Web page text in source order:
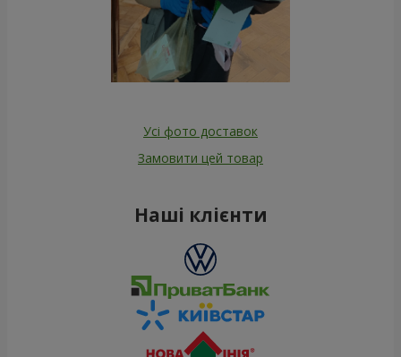
Усі фото доставок
Замовити цей товар
Наші клієнти